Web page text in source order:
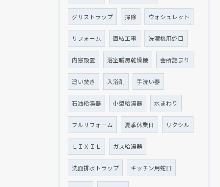
グリストラップ 掃除 ウォシュレット
リフォーム 直結工事 洗濯機用蛇口
内窓設置 浴室暖房乾燥機 会所詰まり
追い焚き 入浴剤 手洗い器
石油給湯器 小型給湯器 水まわり
フルリフォーム 夏季休業日 リクシル
ＬＩＸＩＬ ガス給湯器
洗面排水トラップ キッチン用蛇口